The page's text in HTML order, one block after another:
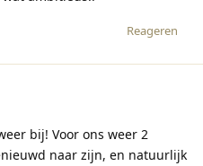
Reageren
bij! Voor ons weer 2
naar zijn, en natuurlijk